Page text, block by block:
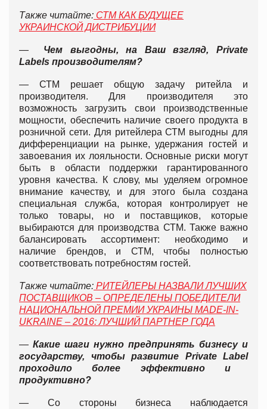
Также читайте: СТМ КАК БУДУЩЕЕ
УКРАИНСКОЙ ДИСТРИБУЦИИ
— Чем выгодны, на Ваш взгляд, Private
Labels производителям?
— СТМ решает общую задачу ритейла и
производителя. Для производителя это
возможность загрузить свои производственные
мощности, обеспечить наличие своего продукта в
розничной сети. Для ритейлера СТМ выгодны для
дифференциации на рынке, удержания гостей и
завоевания их лояльности. Основные риски могут
быть в области поддержки гарантированного
уровня качества. К слову, мы уделяем огромное
внимание качеству, и для этого была создана
специальная служба, которая контролирует не
только товары, но и поставщиков, которые
выбираются для производства СТМ. Также важно
балансировать ассортимент: необходимо и
наличие брендов, и СТМ, чтобы полностью
соответствовать потребностям гостей.
Также читайте: РИТЕЙЛЕРЫ НАЗВАЛИ ЛУЧШИХ
ПОСТАВЩИКОВ – ОПРЕДЕЛЕНЫ ПОБЕДИТЕЛИ
НАЦИОНАЛЬНОЙ ПРЕМИИ УКРАИНЫ MADE-IN-
UKRAINE – 2016: ЛУЧШИЙ ПАРТНЕР ГОДА
— Какие шаги нужно предпринять бизнесу и
государству, чтобы развитие PrivateLabel
проходило более эффективно и
продуктивно?
— Со стороны бизнеса наблюдается